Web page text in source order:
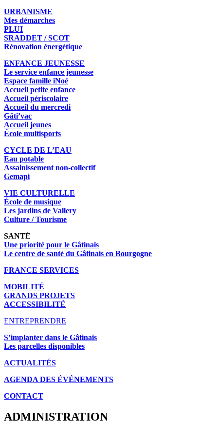
URBANISME
Mes démarches
PLUI
SRADDET / SCOT
Rénovation énergétique
ENFANCE JEUNESSE
Le service enfance jeunesse
Espace famille iNoé
Accueil petite enfance
Accueil périscolaire
Accueil du mercredi
Gâti’vac
Accueil jeunes
École multisports
CYCLE DE L’EAU
Eau potable
Assainissement non-collectif
Gemapi
VIE CULTURELLE
École de musique
Les jardins de Vallery
Culture / Tourisme
SANTÉ
Une priorité pour le Gâtinais
Le centre de santé du Gâtinais en Bourgogne
FRANCE SERVICES
MOBILITÉ
GRANDS PROJETS
ACCESSIBILITÉ
ENTREPRENDRE
S’implanter dans le Gâtinais
Les parcelles disponibles
ACTUALITÉS
AGENDA DES ÉVÉNEMENTS
CONTACT
ADMINISTRATION